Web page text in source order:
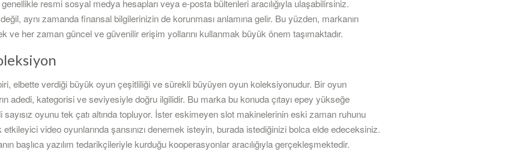
resmi sosyal medya hesapları veya e-posta bültenleri aracılığıyla ulaşabilirsiniz.
aynı zamanda finansal bilgilerinizin de korunması anlamına gelir. Bu yüzden, markanın
ve her zaman güncel ve güvenilir erişim yollarını kullanmak büyük önem taşımaktadır.
elbette verdiği büyük oyun çeşitliliği ve sürekli büyüyen oyun koleksiyonudur. Bir oyun
adedi, kategorisi ve seviyesiyle doğru ilgilidir. Bu marka bu konuda çıtayı epey yükseğe
oyunu tek çatı altında topluyor. İster eskimeyen slot makinelerinin eski zaman ruhunu
video oyunlarında şansınızı denemek isteyin, burada istediğinizi bolca elde edeceksiniz.
başlıca yazılım tedarikçileriyle kurduğu kooperasyonlar aracılığıyla gerçekleşmektedir.